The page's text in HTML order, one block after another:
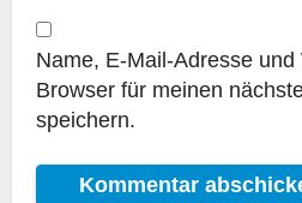
Name, E-Mail-Adresse
Browser für meinen
speichern.